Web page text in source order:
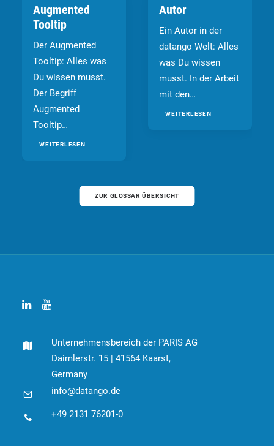
Augmented
Tooltip
Der Augmented
Tooltip: Alles was
Du wissen musst.
Der Begriff
Augmented
Tooltip…
WEITERLESEN
Autor
Ein Autor in der
datango Welt: Alles
was Du wissen
musst. In der Arbeit
mit den…
WEITERLESEN
ZUR GLOSSAR ÜBERSICHT
Unternehmensbereich der PARIS AG
Daimlerstr. 15 | 41564 Kaarst,
Germany
info@datango.de
+49 2131 76201-0